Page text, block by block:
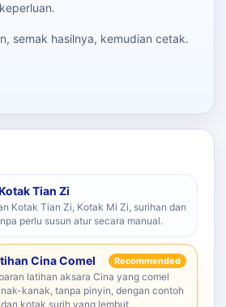
semak hasilnya, kemudian cetak.
Tian Zi
Kotak Tian Zi, Kotak Mi Zi, surihan dan
perlu susun atur secara manual.
Cina Comel Recommended
latihan aksara Cina yang comel
kanak, tanpa pinyin, dengan contoh
kotak surih yang lembut.